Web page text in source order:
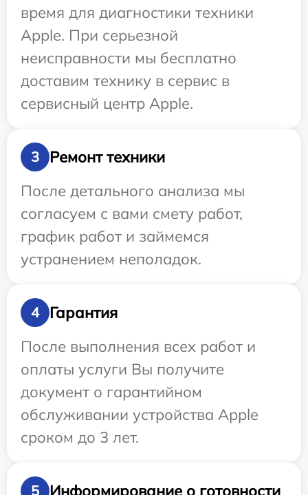
время для диагностики техники
Apple. При серьезной
неисправности мы бесплатно
доставим технику в сервис в
сервисный центр Apple.
3
Ремонт техники
После детального анализа мы
согласуем с вами смету работ,
график работ и займемся
устранением неполадок.
4
Гарантия
После выполнения всех работ и
оплаты услуги Вы получите
документ о гарантийном
обслуживании устройства Apple
сроком до 3 лет.
5 Информирование о готовности